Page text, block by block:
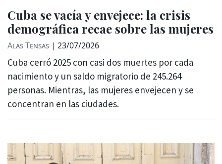
Cuba se vacía y envejece: la crisis
demográfica recae sobre las mujeres
Alas Tensas | 23/07/2026
Cuba cerró 2025 con casi dos muertes por cada
nacimiento y un saldo migratorio de 245.264
personas. Mientras, las mujeres envejecen y se
concentran en las ciudades.